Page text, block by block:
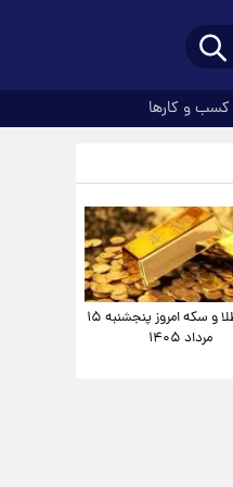
کسب و کارها
قیمت طلا و سکه امروز پنجشنبه ۱۵
مرداد ۱۴۰۵